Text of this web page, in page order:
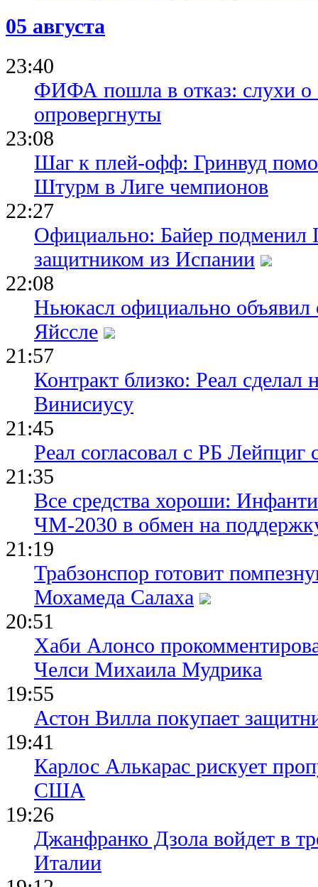
05 августа
23:40
ФИФА пошла в отказ: слухи
опровергнуты
23:08
Шаг к плей-офф: Гринвуд
Штурм в Лиге чемпионов
22:27
Официально: Байер подменил
защитником из Испании
22:08
Ньюкасл официально объявил
Яйссле
21:57
Контракт близко: Реал сделал
Винисиусу
21:45
Реал согласовал с РБ
21:35
Все средства хороши:
ЧМ-2030 в обмен на
21:19
Трабзонспор готовит
Мохамеда Салаха
20:51
Хаби Алонсо
Челси Михаила Мудрика
19:55
Астон Вилла покупает
19:41
Карлос Алькарас рискует
США
19:26
Джанфранко Дзола войдет в
Италии